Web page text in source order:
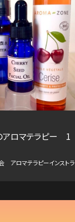
アロマテラピー 1
アロマテラピーインストラ